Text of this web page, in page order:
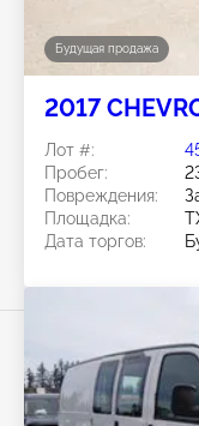
Будущая продажа
2017
Лот #:
Пробег:
Повреждения:
Площадка:
Дата торгов: